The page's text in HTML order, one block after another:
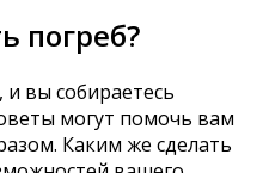
погреб?
и вы собираетесь
могут помочь вам
Каким же сделать